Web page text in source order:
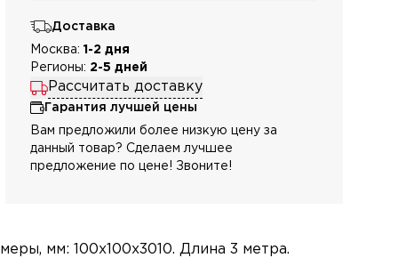
Доставка
Москва: 1-2 дня
Регионы: 2-5 дней
Рассчитать доставку
Гарантия лучшей цены
Вам предложили более низкую цену за
данный товар? Сделаем лучшее
предложение по цене! Звоните!
мм: 100х100х3010. Длина 3 метра.